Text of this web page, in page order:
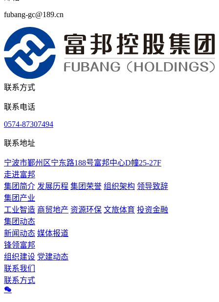
fubang-gc@189.cn
联系方式
联系电话
0574-87307494
联系地址
宁波市鄞州区宁东路188号富邦中心D幢25-27F
走进富邦
集团简介 发展历程 集团荣誉 组织架构 领导致辞
集团产业
工业智造 商贸地产 资源环保 文旅体育 投资金融
集团动态
新闻动态 媒体报道
锋领富邦
组织建设 党建动态
联系我们
联系方式